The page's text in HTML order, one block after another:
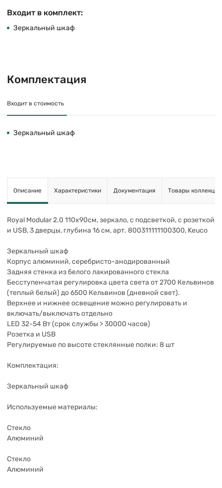
Входит в комплект:
Зеркальный шкаф
Комплектация
Входит в стоимость
Зеркальный шкаф
Описание Характеристики Документация Товары коллекции
Royal Modular 2.0 110х90см, зеркало, с подсветкой, с розеткой
и USB, 3 дверцы, глубина 16 см, арт. 800311111100300, Keuco
Зеркальный шкаф
Корпус алюминий, серебристо-анодированный
Задняя стенка из белого лакированного стекла
Бесступенчатая регулировка цвета света от 2700 Кельвинов
(теплый белый) до 6500 Кельвинов (дневной свет).
Верхнее и нижнее освещение можно регулировать и
включать/выключать отдельно
LED 32-54 Вт (срок службы > 30000 часов)
Розетка и USB
Регулируемые по высоте стеклянные полки: 8 шт
Комплектация:
Зеркальный шкаф
Используемые материалы:
Стекло
Алюминий
Стекло
Алюминий